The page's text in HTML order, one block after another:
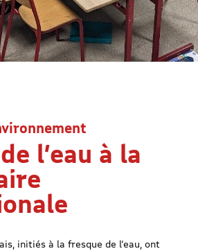
l’eau à la
initiés à la fresque de l’eau, ont